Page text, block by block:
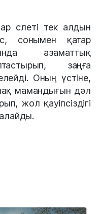
слеті тек алдын
сонымен қатар
азаматтық
заңға
Оның үстіне,
мамандығын дәл
жол қауіпсіздігі